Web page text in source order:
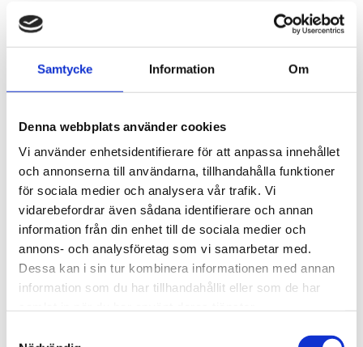
Samtycke Information Om
Denna webbplats använder cookies
Vi använder enhetsidentifierare för att anpassa innehållet
och annonserna till användarna, tillhandahålla funktioner
för sociala medier och analysera vår trafik. Vi
vidarebefordrar även sådana identifierare och annan
information från din enhet till de sociala medier och
annons- och analysföretag som vi samarbetar med.
Dessa kan i sin tur kombinera informationen med annan
information som du har tillhandahållit eller som de har
Loggning och övervakning via nätverk eller
internet med programvaran Comet Database
som sparar mätvärdena i SQL-databas.
Kommunikation med överordnade programvaror
XML.
Comet Cloud Specifikationer
Du